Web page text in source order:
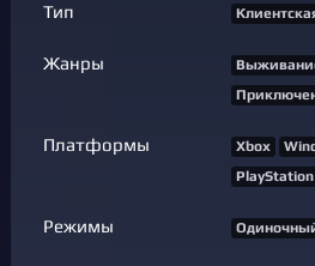
Тип
Жанры
Платформы Xbox
PlayStation
Режимы